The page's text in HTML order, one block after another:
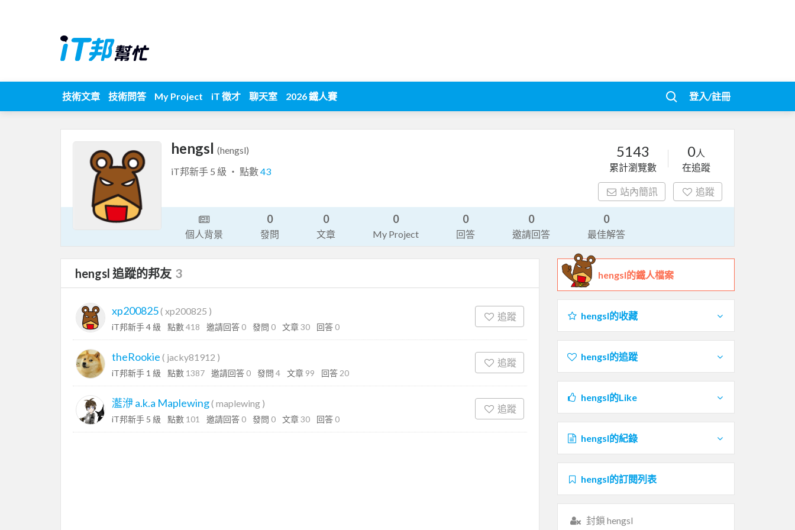
技術文章 技術問答 My Project iT 徵才 聊天室 2026 鐵人賽 登入/註冊
hengsl (hengsl)
iT邦新手 5 級 ‧ 點數43
5143
累計瀏覽數
0人
在追蹤
站內簡訊 追蹤
個人背景
0
發問
0
文章
0
My Project
0
回答
0
邀請回答
0
最佳解答
hengsl 追蹤的邦友 3
xp200825( xp200825 )
iT邦新手 4 級 點數418 邀請回答 0 發問 0 文章30 回答 0
追蹤
theRookie ( jacky81912 )
iT邦新手 1 級 點數 1387 邀請回答 0 發問 4 文章 99 回答 20
追蹤
灆洢 a.k.a Maplewing( maplewing )
iT邦新手 5 級 點數 101 邀請回答 0 發問 0 文章30 回答 0
追蹤
hengsl的鐵人檔案
hengsl的收藏
hengsl的追蹤
hengsl的Like
hengsl的紀錄
hengsl的訂閱列表
封鎖 hengsl